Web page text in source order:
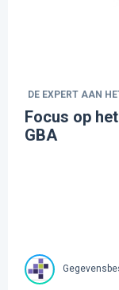
DE EXPERT AAN
Focus op
GBA